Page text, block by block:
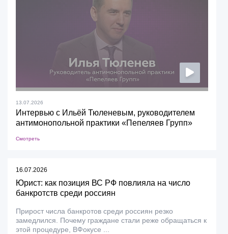
13.07.2026
Интервью с Ильёй Тюленевым, руководителем
антимонопольной практики «Пепеляев Групп»
Смотреть
16.07.2026
Юрист: как позиция ВС РФ повлияла на число
банкротств среди россиян
Прирост числа банкротов среди россиян резко
замедлился. Почему граждане стали реже обращаться к
этой процедуре, ВФокусе ...